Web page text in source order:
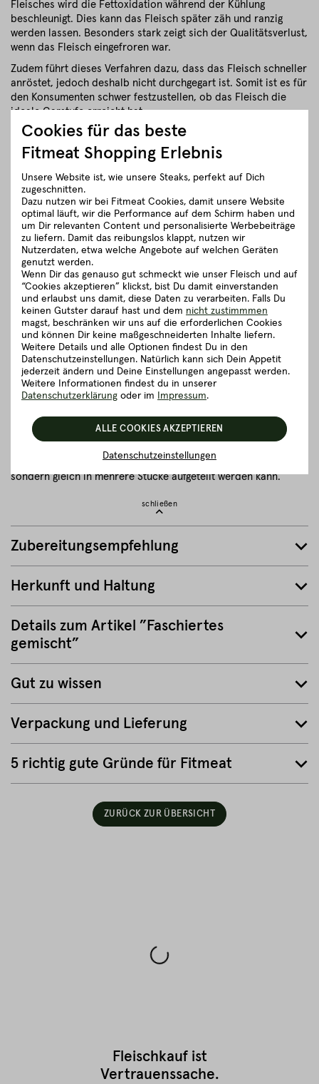
Fleisches wird die Fettoxidation während der Kühlung
beschleunigt. Dies kann das Fleisch später zäh und ranzig
werden lassen. Besonders stark zeigt sich der Qualitätsverlust,
wenn das Fleisch eingefroren war.
Zudem führt dieses Verfahren dazu, dass das Fleisch schneller
anröstet, jedoch deshalb nicht durchgegart ist. Somit ist es für
den Konsumenten schwer festzustellen, ob das Fleisch die
ideale Garstufe erreicht hat.
Deshalb setzten wir auf Fleisch von Kleinbauern!
Fleisch aus Supermärkten und Discountern stammt oftmals
auf ein möglichst schnelles Wachstum der Tiere gelegt.
Dadurch können die Muskeln das Wasser jedoch nicht halten,
was dazu führt, dass es beim Braten wieder abgegeben wird
und das Fleisch „schrumpfen“ lässt. Auf solche Verfahren
verzichten wir bei Fitmeat aus vielerlei Gründen.
Die Haltbarkeit ist zwar etwas kürzer mit 2 bis 3 Tagen, jedoch
können wir nur so die maximale Frische und Qualität
gewährleisten. Falls es nicht direkt benötigt wird, kann man es
wunderbar einfrieren.
Aufgrund der hohen Qualitätsanforderungen sowie dem
stressfreien und respektvollen Umgang mit den Tieren (von der
Aufzucht bis hin zur Schlachtung) schmeckt unser Fleisch
sagenhaft köstlich und verliert beim Anbraten kein Wasser.
Durch unsere natürliche und bedachte Vorgehensweise kann
das Hackfleisch auch wunderbar eingefroren werden, ohne
Unser Tipp: Den geschlossenen Vakuumbeutel mit einem
nur einen Teil entnehmen, da es kein gefrorener „Klotz“ ist,
sondern gleich in mehrere Stücke aufgeteilt werden kann.
schließen
Zubereitungsempfehlung
Herkunft und Haltung
Details zum Artikel ”Faschiertes
gemischt”
Gut zu wissen
Verpackung und Lieferung
5 richtig gute Gründe für Fitmeat
ZURÜCK ZUR ÜBERSICHT
Fleischkauf ist
Vertrauenssache.
Cookies für das beste
Fitmeat Shopping Erlebnis
Unsere Website ist, wie unsere Steaks, perfekt auf Dich
zugeschnitten.
Dazu nutzen wir bei Fitmeat Cookies, damit unsere Website
optimal läuft, wir die Performance auf dem Schirm haben und
um Dir relevanten Content und personalisierte Werbebeiträge
zu liefern. Damit das reibungslos klappt, nutzen wir
Nutzerdaten, etwa welche Angebote auf welchen Geräten
genutzt werden.
Wenn Dir das genauso gut schmeckt wie unser Fleisch und auf
“Cookies akzeptieren” klickst, bist Du damit einverstanden
und erlaubst uns damit, diese Daten zu verarbeiten. Falls Du
keinen Gutster darauf hast und dem nicht zustimmmen
magst, beschränken wir uns auf die erforderlichen Cookies
und können Dir keine maßgeschneiderten Inhalte liefern.
Weitere Details und alle Optionen findest Du in den
Datenschutzeinstellungen. Natürlich kann sich Dein Appetit
jederzeit ändern und Deine Einstellungen angepasst werden.
Weitere Informationen findest du in unserer
Datenschutzerklärung oder im Impressum.
Datenschutzeinstellungen
ALLE COOKIES AKZEPTIEREN